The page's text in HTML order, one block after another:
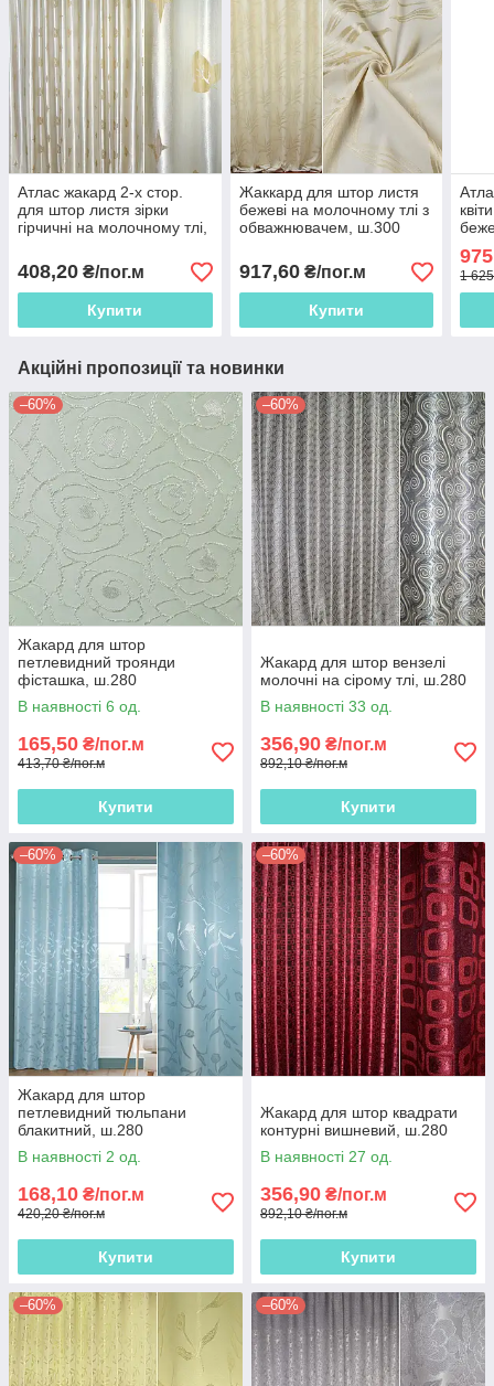
Атлас жакард 2-х стор.
для штор листя зірки
гірчичні на молочному тлі,
408,20 ₴/пог.м
Купити
Жаккард для штор листя
бежеві на молочному тлі з
обважнювачем, ш.300
917,60₴/пог.м
Купити
1
Акційні пропозиції та новинки
–60%
Жакард для штор
петлевидний троянди
фісташка, ш.280
В наявності 6 од.
165,50 ₴/пог.м
413,70 ₴/пог.м
Купити
–60%
Жакард для штор вензелі
молочні на сірому тлі, ш.280
В наявності 33 од.
356,90 ₴/пог.м
892,10 ₴/пог.м
Купити
–60%
Жакард для штор
петлевидний тюльпани
блакитний, ш.280
В наявності 2 од.
168,10 ₴/пог.м
420,20 ₴/пог.м
Купити
–60%
Жакард для штор квадрати
контурні вишневий, ш.280
В наявності 27 од.
356,90 ₴/пог.м
892,10 ₴/пог.м
Купити
–60% –60%